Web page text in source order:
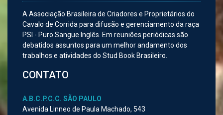
A Associação Brasileira de Criadores e Proprietários do
Cavalo de Corrida para difusão e gerenciamento da raça
PSI - Puro Sangue Inglês. Em reuniões periódicas são
debatidos assuntos para um melhor andamento dos
trabalhos e atividades do Stud Book Brasileiro.
CONTATO
A.B.C.P.C.C. SÃO PAULO
Avenida Linneo de Paula Machado, 543